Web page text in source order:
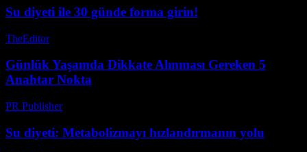
Su diyeti ile 30 günde forma girin!
TheEditor-
Günlük Yaşamda Dikkate Alınması Gereken 5
Anahtar Nokta
PR Publisher-
Su diyeti: Metabolizmayı hızlandırmanın yolu